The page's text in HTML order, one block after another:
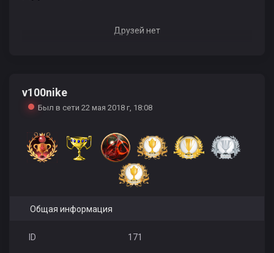
Друзей нет
v100nike
Был в сети 22 мая 2018 г, 18:08
Общая информация
ID 171